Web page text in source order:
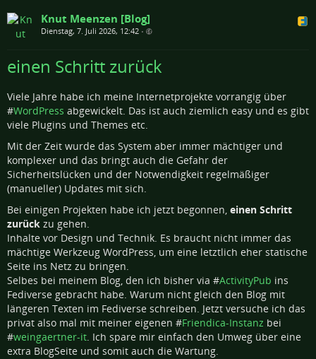
Knut Meenzen [Blog]
Dienstag, 7. Juli 2026, 12:42 •
einen Schritt zurück
Viele Jahre habe ich meine Internetprojekte vorrangig über
#WordPress abgewickelt. Das ist auch ziemlich easy und es gibt
viele Plugins und Themes etc.
Mit der Zeit wurde das System aber immer mächtiger und
komplexer und das bringt auch die Gefahr der
Sicherheitslücken und der Notwendigkeit regelmäßiger
(manueller) Updates mit sich.
Bei einigen Projekten habe ich jetzt begonnen, einen Schritt
zurück zu gehen.
Inhalte vor Design und Technik. Es braucht nicht immer das
mächtige Werkzeug WordPress, um eine letztlich eher statische
Seite ins Netz zu bringen.
Selbes bei meinem Blog, den ich bisher via #ActivityPub ins
Fediverse gebracht habe. Warum nicht gleich den Blog mit
längeren Texten im Fediverse schreiben. Jetzt versuche ich das
privat also mal mit meiner eigenen #Friendica-Instanz bei
#weingaertner-it. Ich spare mir einfach den Umweg über eine
extra BlogSeite und somit auch die Wartung.